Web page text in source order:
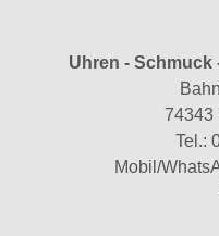
Uhren - Schmuck
74343
Tel.:
Mobil/